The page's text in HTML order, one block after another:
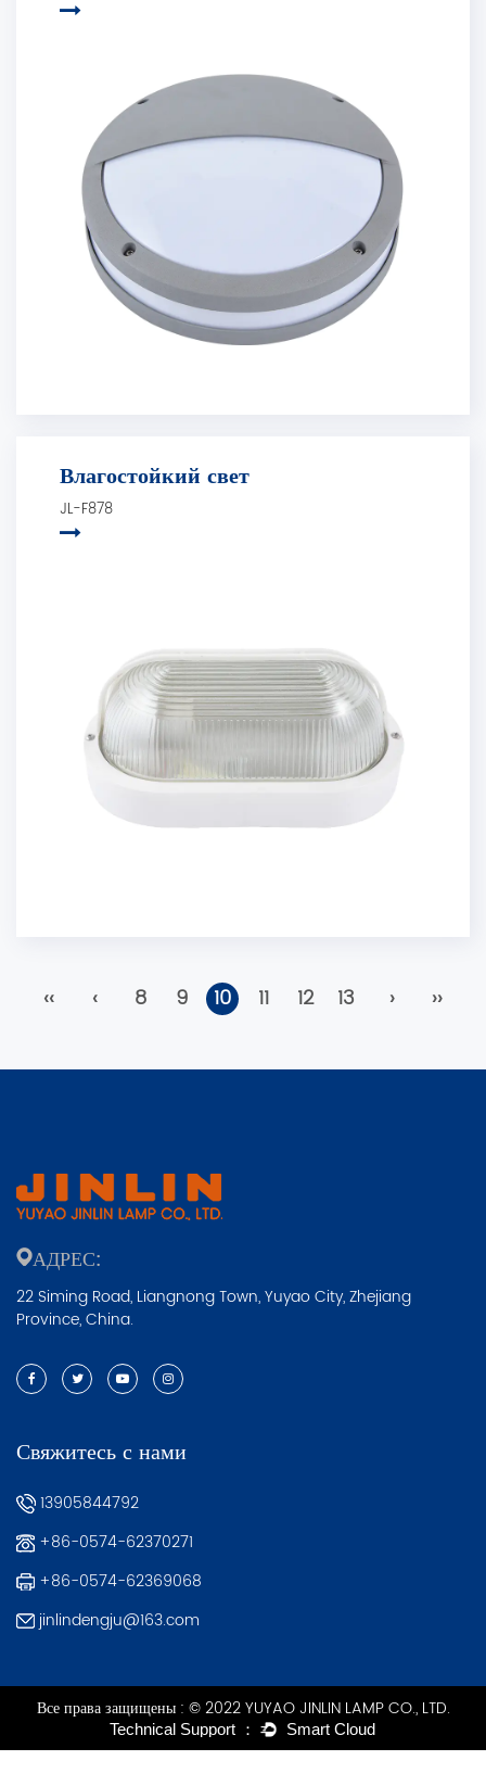
Влагостойкий свет
JL-F878
‹‹ ‹ 8 9 10 11 12 13 › ››
АДРЕС:
22 Siming Road, Liangnong Town, Yuyao City, Zhejiang
Province, China.
Свяжитесь с нами
13905844792
+86-0574-62370271
+86-0574-62369068
jinlindengju@163.com
Все права защищены : © 2022 YUYAO JINLIN LAMP CO., LTD.